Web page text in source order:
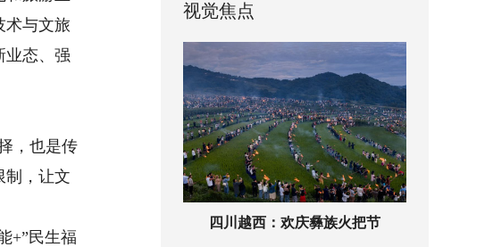
术与文旅
业态、强
，也是传
制，让文
+”民生福
视觉焦点
四川越西：欢庆彝族火把节